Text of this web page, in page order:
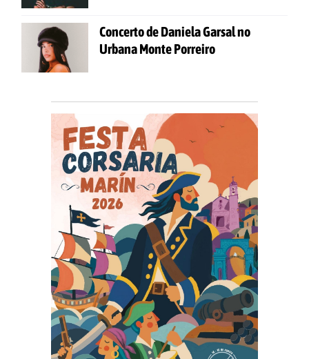
Concerto de Daniela Garsal no
Urbana Monte Porreiro